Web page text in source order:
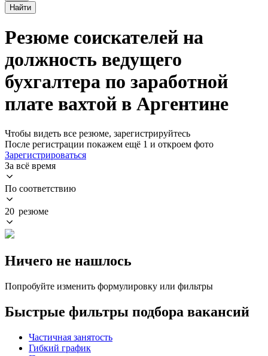
Найти
Резюме соискателей на
должность ведущего
бухгалтера по заработной
плате вахтой в Аргентине
Чтобы видеть все резюме, зарегистрируйтесь
После регистрации покажем ещё 1 и откроем фото
Зарегистрироваться
За всё время
По соответствию
20 резюме
Ничего не нашлось
Попробуйте изменить формулировку или фильтры
Быстрые фильтры подбора вакансий
Частичная занятость
Гибкий график